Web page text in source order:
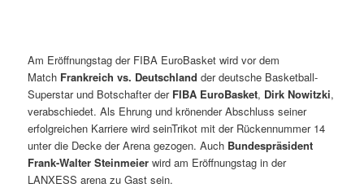
Am Eröffnungstag der FIBA EuroBasket wird vor dem
Match Frankreich vs. Deutschland der deutsche Basketball-
Superstar und Botschafter der FIBA EuroBasket, Dirk Nowitzki,
verabschiedet. Als Ehrung und krönender Abschluss seiner
erfolgreichen Karriere wird seinTrikot mit der Rückennummer 14
unter die Decke der Arena gezogen. Auch Bundespräsident
Frank-Walter Steinmeier wird am Eröffnungstag in der
LANXESS arena zu Gast sein.